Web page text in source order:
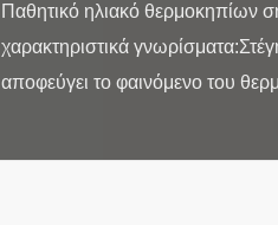
Παθητικό ηλιακό θερμοκηπίων
χαρακτηριστικά